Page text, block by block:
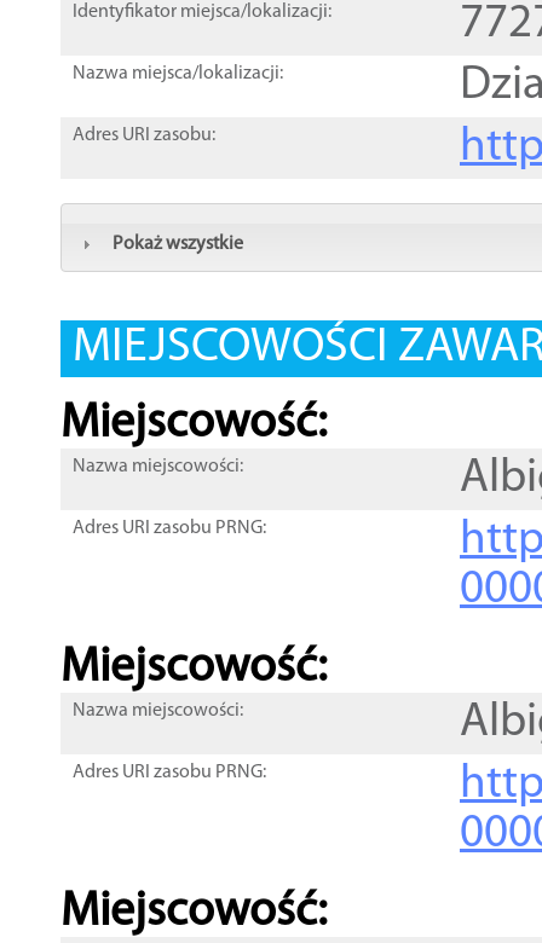
Identyfikator miejsca/lokalizacji:
Nazwa miejsca/lokalizacji:
Adres URI zasobu:
Pokaż wszystkie
MIEJSCOWOŚCI
Miejscowość:
Nazwa miejscowości:
Adres URI zasobu PRNG:
Miejscowość:
Nazwa miejscowości:
Adres URI zasobu PRNG:
Miejscowość: